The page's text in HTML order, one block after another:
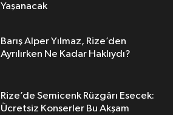
Yaşanacak
Barış Alper Yılmaz, Rize’den
Ayrılırken Ne Kadar Haklıydı?
Rize’de Semicenk Rüzgârı Esecek:
Ücretsiz Konserler Bu Akşam